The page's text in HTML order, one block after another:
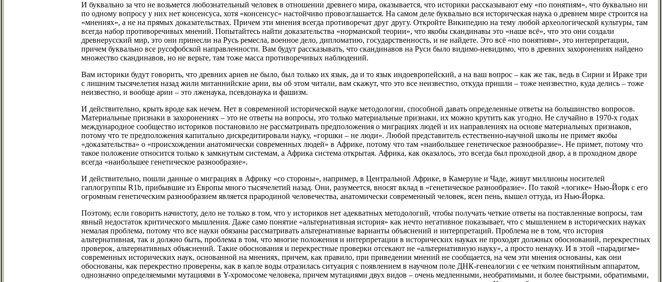
И буквально за что не возьмется любознательный человек в отношении древнего мира, оказывается, что историки рассказывают ему «по понятиям», что буквально ни
по одному вопросу у них нет консенсуса, хотя «консенсус» настойчиво провозглашается. На самом деле буквально вся историческая наука о древнем мире строится на
«мнениях», а не на прямых доказательствах. Причем эти мнения всегда противоречат друг другу. Откройте Википедию на тему любой археологической культуры, там
всегда набор противоречивых мнений. Попытайтесь найти доказательства «норманской теории», что якобы скандинавы это «наше всё», что это они создали
древнерусский мир, это они принесли на Русь ремесла, военное дело, дипломатию, государственность, и не найдете. Это всё «по понятиям», это интерпретации,
причем буквально все русофобской направленности. Вам будут рассказывать, что скандинавов на Руси было видимо-невидимо, что в древних захоронениях найдено
множество скандинавов, но не верьте, там тоже масса противоречивых наблюдений.
Вам историки будут говорить, что древних ариев не было, был только их язык, да и то язык индоевропейский, а на ваш вопрос – как же так, ведь в Сирии и Ираке три
с лишним тысячелетия назад жили митаннийские арии, вы об этом читали, вам скажут, что это все неизвестно, откуда пришли – тоже неизвестно, куда делись – тоже
неизвестно, и вообще арии – это лженаука, псевдонаука и фашизм.
И действительно, крыть вроде как нечем. Нет в современной исторической науке методологии, способной давать определенные ответы на большинство вопросов.
Материальные признаки в захоронениях – это не ответы на вопросы, это только материальные признаки, их можно крутить как угодно. Не случайно в 1970-х годах
международное сообщество историков постановило не рассматривать предположения о миграциях людей и их направлениях на основе материальных признаков,
потому что те предположения капитально дискредитировали науку, «горшки – не люди». Любой представитель естественно-научной школы не примет якобы
«доказательства» о «происхождении анатомически современных людей» в Африке, потому что там «наибольшее генетическое разнообразие». Не примет, потому что
такое положение относится только к замкнутым системам, а Африка система открытая. Африка, как оказалось, это всегда был проходной двор, а в проходном дворе
всегда «наибольшее генетическое разнообразие».
И действительно, пошли данные о миграциях в Африку «со стороны», например, в Центральной Африке, в Камеруне и Чаде, живут миллионы носителей
гаплогруппы R1b, прибывшие из Европы много тысячелетий назад. Они, разумеется, вносят вклад в «генетическое разнообразие». По такой «логике» Нью-Йорк с его
огромным генетическим разнообразием является прародиной человечества, анатомически современный человек, ясен пень, вышел оттуда, из Нью-Йорка.
Поэтому, если говорить начистоту, дело не только в том, что у историков нет адекватных методологий, чтобы получать четкие ответы на поставленные вопросы, там
явный недостаток критического мышления. Даже само понятие «альтернативная история» как нечто негативное показывает, что с мышлением в исторических науках
немалая проблема, потому что все науки обязаны рассматривать альтернативные варианты объяснений и интерпретаций. Проблема не в том, что история
альтернативная, так и должно быть, проблема в том, что многие положения и интерпретации в исторических науках не проходят должных обоснований, перекрестных
проверок, альтернативных объяснений. Такие обоснования и перекрестные проверки отсекают не «альтернативную науку», а просто ненауку. И в этой «парадигме»
современных исторических наук, основанной на мнениях, причем, как правило, при приведении мнений не сообщается, на чем эти мнения основаны, как они
обоснованы, как перекрестно проверены, как в капле воды отразилась ситуация с появлением в научном поле ДНК-генеалогии с ее четким понятийным аппаратом,
однозначно определяемыми мутациями в Y-хромосоме человека, причем мутациями двух видов – очень медленными, необратимыми, и более быстрыми, обратимыми,